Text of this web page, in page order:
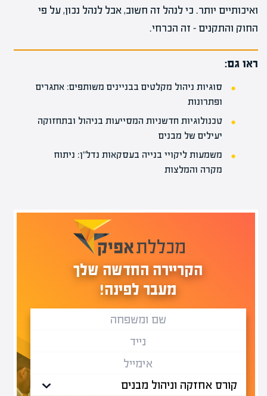
ואיכותיים יותר. כי לנהל זה חשוב, אבל לנהל נכון, על פי
החוק והתקנים – זה הכרחי.
ראו גם:
סוגיות ניהול מקלטים בבניינים משותפים: אתגרים
ופתרונות
טכנולוגיות חדשניות המסייעות בניהול ובתחזוקה
יעילים של מבנים
משמעות ליקויי בנייה בעסקאות נדל"ן: ניתוח
מקרה והמלצות
הקריירה החדשה שלך
מעבר לפינה!